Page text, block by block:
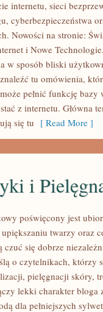
internetu, sieci
cyberbezpieczeństwa
Nowości na stronie:
i Nowe
w sposób bliski
tu omówienia,
pełnić funkcję
z internetu. Główna
się tu [ Read More ]
i
poświęcony jest
twarzy oraz
czuć się dobrze
o czytelnikach, którzy
pielęgnacji skóry,
lekki charakter
dla pełniejszych